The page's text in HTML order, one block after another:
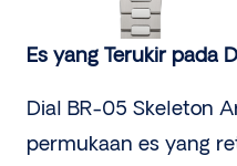
Es yang Terukir pada
Dial BR-05 Skeleton
permukaan es yang